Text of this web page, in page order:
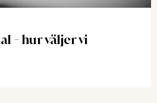
- hur väljer vi